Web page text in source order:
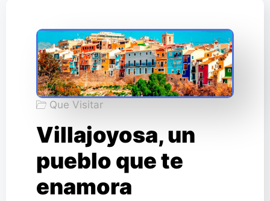
Que Visitar
Villajoyosa, un
pueblo que te
enamora